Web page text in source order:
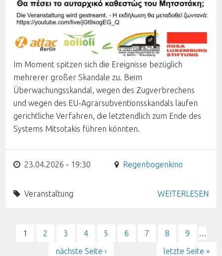
Im Moment spitzen sich die Ereignisse bezüglich
mehrerer großer Skandale zu. Beim
Überwachungsskandal, wegen des Zugverbrechens
und wegen des EU-Agrarsubventionsskandals laufen
gerichtliche Verfahren, die letztendlich zum Ende des
Systems Mitsotakis führen könnten.
23.04.2026 - 19:30 Regenbogenkino
Veranstaltung WEITERLESEN
Seiten
1 2 3 4 5 6 7 8 9
…
nächste Seite ›
letzte Seite »